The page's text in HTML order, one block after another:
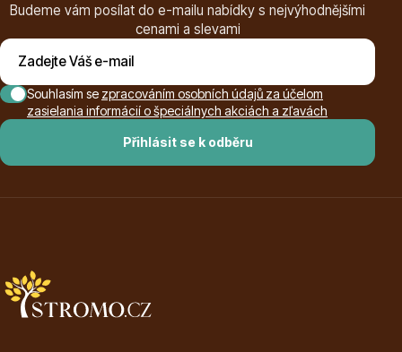
Budeme vám posílat do e-mailu nabídky s nejvýhodnějšími
cenami a slevami
Přihlásit se k odběru
Souhlasím se zpracováním osobních údajů za účelom
zasielania informácií o špeciálnych akciách a zľavách